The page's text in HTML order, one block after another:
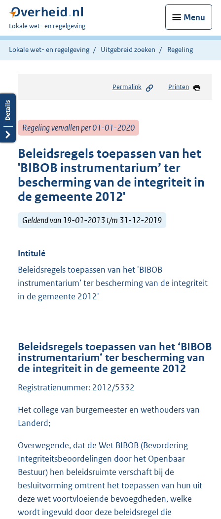
Menu
U
bent
hier:
Lokale wet- en regelgeving
Lokale wet- en regelgeving Uitgebreid zoeken Regeling
Permalink Printen
Regeling vervallen per 01-01-2020
Beleidsregels toepassen van het
'BIBOB instrumentarium’ ter
bescherming van de integriteit in
de gemeente 2012'
Geldend van 19-01-2013 t/m 31-12-2019
Intitulé
Beleidsregels toepassen van het 'BIBOB
instrumentarium’ ter bescherming van de integriteit
in de gemeente 2012'
Beleidsregels toepassen van het ‘BIBOB
instrumentarium’ ter bescherming van
de integriteit in de gemeente 2012
Registratienummer: 2012/5332
Het college van burgemeester en wethouders van
Landerd;
Overwegende, dat de Wet BIBOB (Bevordering
Integriteitsbeoordelingen door het Openbaar
Bestuur) hen beleidsruimte verschaft bij de
besluitvorming omtrent het toepassen van hun uit
deze wet voortvloeiende bevoegdheden, welke
wordt ingevuld door deze beleidsregel die